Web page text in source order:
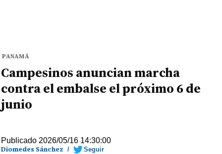
PANAMÁ
Campesinos anuncian marcha
contra el embalse el próximo 6 de
junio
Publicado 2026/05/16 14:30:00
Diomedes Sánchez / Seguir